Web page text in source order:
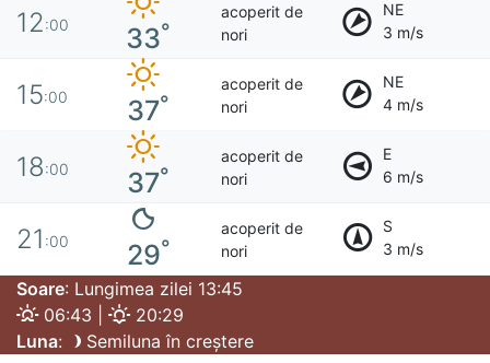
12:00 33°
acoperit de
nori
NE
3 m/s
15:00 37°
acoperit de
nori
NE
4 m/s
18:00 37°
acoperit de
nori
E
6 m/s
21 :00 29°
acoperit de
nori
S
3 m/s
Soare: Lungimea zilei 13:45
06:43 |
20:29
Luna: Semiluna în creștere